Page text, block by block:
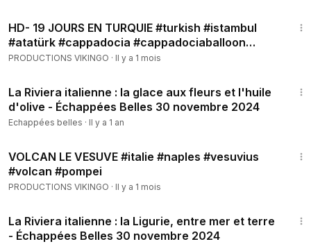
HD- 19 JOURS EN TURQUIE #turkish #istambul
#atatürk #cappadocia #cappadociaballoon
#pamukkale
PRODUCTIONS VIKINGO · Il y a 1 mois
La Riviera italienne : la glace aux fleurs et l'huile
d'olive - Échappées Belles 30 novembre 2024
Echappées belles · Il y a 1 an
VOLCAN LE VESUVE #italie #naples #vesuvius
#volcan #pompei
PRODUCTIONS VIKINGO · Il y a 1 mois
La Riviera italienne : la Ligurie, entre mer et terre
- Échappées Belles 30 novembre 2024